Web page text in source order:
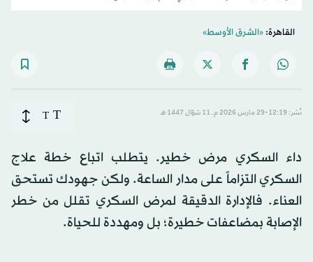
القاهرة:«الشرق الأوسط»
نُشر: 12:19-29 مارس 2026 م ـ 11 شوّال 1447 هـ T
T
داء السكري مرض خطير. يتطلب اتباع خطة علاج
السكري التزاماً على مدار الساعة. ولكن جهودك تستحق
العناء. فالإدارة الدقيقة لمرض السكري تقلل من خطر
الإصابة بمضاعفات خطيرة؛ بل ومهددة للحياة.